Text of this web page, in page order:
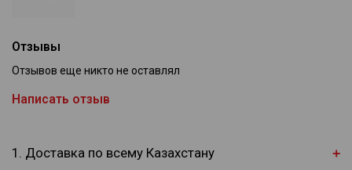
Отзывы
Отзывов еще никто не оставлял
Написать отзыв
1. Доставка по всему Казахстану